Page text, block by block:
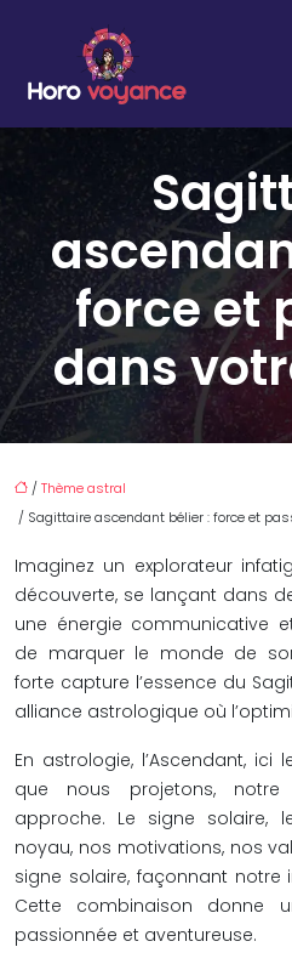
force et
dans
/Thème astral
/ Sagittaire ascendant bélier : force et
Imaginez un explorateur
découverte, se lançant dans
une énergie communicative
de marquer le monde de
forte capture l’essence du
alliance astrologique où
En astrologie, l’Ascendant, ici
que nous projetons, notre
approche. Le signe solaire,
noyau, nos motivations, nos
signe solaire, façonnant
Cette combinaison donne
passionnée et aventureuse.